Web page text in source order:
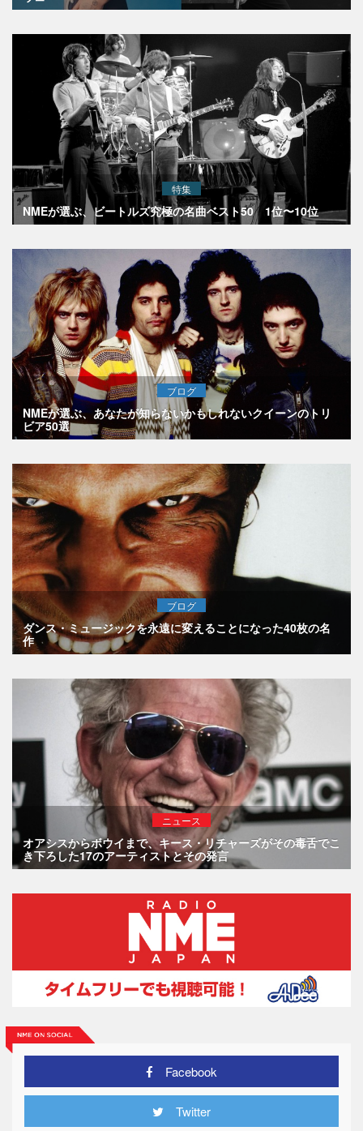
特集
NMEが選ぶ、ビートルズ究極の名曲ベスト50 1位〜10位
ブログ
NMEが選ぶ、あなたが知らないかもしれないクイーンのトリ
ビア50選
ブログ
ダンス・ミュージックを永遠に変えることになった40枚の名
作
ニュース
オアシスからボウイまで、キース・リチャーズがその毒舌でこ
き下ろした17のアーティストとその発言
Facebook
Twitter